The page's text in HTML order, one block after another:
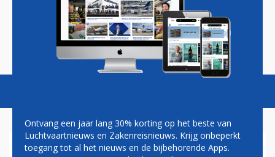
Magazine Podcasts Vacatures
Ontvang een jaar lang 30% korting op het beste van
Luchtvaartnieuws en Zakenreisnieuws. Krijg onbeperkt
toegang tot al het nieuws en de bijbehorende Apps.